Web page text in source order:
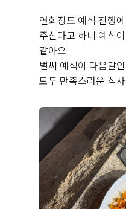
한식 코너도 다양하게
쌈채소 등 기본 반찬이
적으로 간이 자극적이
니다. 음식이 비어 있
는 점도 좋았습니다.
뷔페 동선도 넓고 쾌
지 않았고, 음식 종류
져 있어 남녀노소 모
다. 무엇보다 음식의
들도 만족하실 것 같
후기가 도움이 되었나요
강문수, 조효정
위더스 영등포점 아모
연회장도 예식 진행
주신다고 하니 예식
같아요.
벌써 예식이 다음달
모두 만족스러운 식